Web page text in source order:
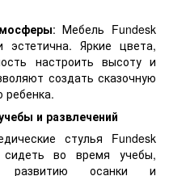
: Мебель Fundesk
Яркие цвета,
настроить высоту и
создать сказочную
ребенка.
и развлечений
стулья Fundesk
сидеть во время учебы,
развитию осанки и